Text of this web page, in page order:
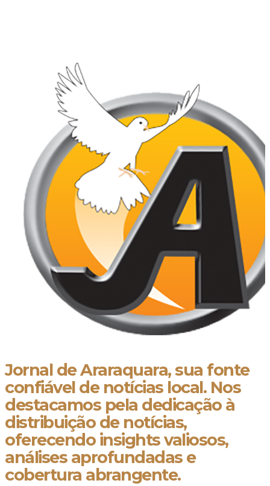
Jornal de Araraquara, sua fonte
confiável de notícias local. Nos
destacamos pela dedicação à
distribuição de notícias,
oferecendo insights valiosos,
análises aprofundadas e
cobertura abrangente.